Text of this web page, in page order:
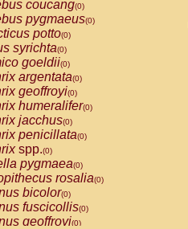
coucang(0)
pygmaeus(0)
potto(0)
syrichta(0)
goeldii(0)
argentata(0)
geoffroyi(0)
humeralifer(0)
jacchus(0)
penicillata(0)
spp.(0)
pygmaea(0)
rosalia(0)
bicolor(0)
fuscicollis(0)
geoffroyi(0)